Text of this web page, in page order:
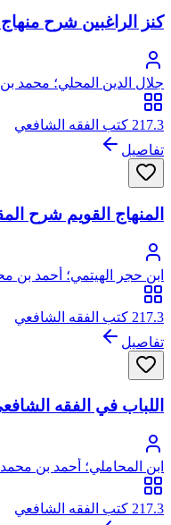
كنز الراغبين شرح منهاج
جلال الدين المحلي؛ محمد
الشافعي
217.3 كتب الفقه الشافعي
تفاصيل
المنهاج القويم شرح
ابن حجر الهيتمي؛ أحمد
الأنصاري، شهاب الدين شيخ
217.3 كتب الفقه الشافعي
تفاصيل
اللباب في الفقه
ابن المحاملي؛ أحمد بن
ابن المحاملي
217.3 كتب الفقه الشافعي